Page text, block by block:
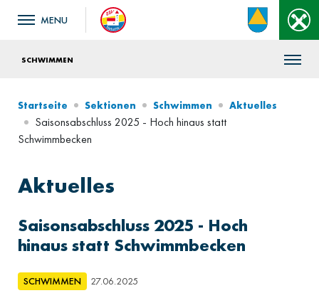
SCHWIMMEN
Startseite Sektionen Schwimmen Aktuelles
Saisonsabschluss 2025 - Hoch hinaus statt
Schwimmbecken
Aktuelles
Saisonsabschluss 2025 - Hoch
hinaus statt Schwimmbecken
SCHWIMMEN 27.06.2025